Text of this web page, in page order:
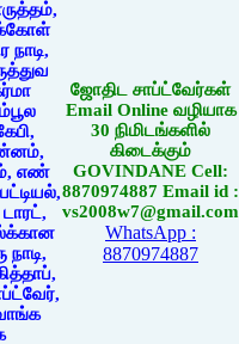
ஜோதிட சாப்ட்வேர்கள்
Email Online வழியாக
30 நிமிடங்களில்
கிடைக்கும்
GOVINDANE Cell:
8870974887 Email id :
vs2008w7@gmail.com
WhatsApp :
8870974887